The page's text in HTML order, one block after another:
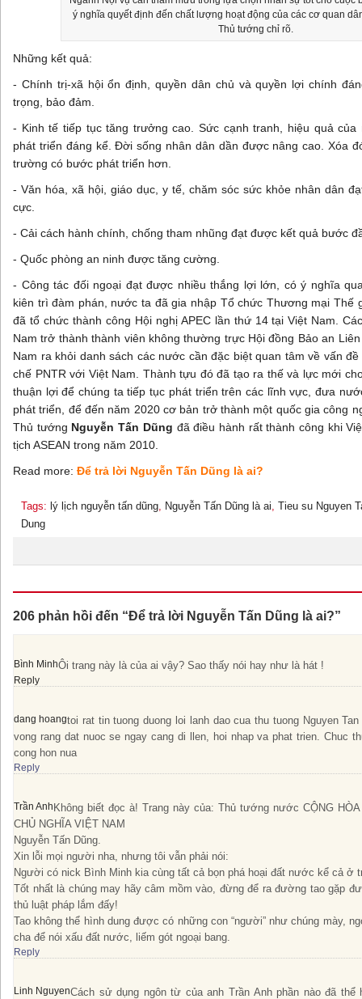
ý nghĩa quyết định đến chất lượng hoạt động của các cơ quan
Thủ tướng chỉ rõ.
Những kết quả:
- Chính trị-xã hội ổn định, quyền dân chủ và quyền lợi chính
trọng, bảo đảm.
- Kinh tế tiếp tục tăng trưởng cao. Sức cạnh tranh, hiệu quả
phát triển đáng kể. Đời sống nhân dân dần được nâng cao. Xóa
trường có bước phát triển hơn.
- Văn hóa, xã hội, giáo dục, y tế, chăm sóc sức khỏe nhân dân
cực.
- Cải cách hành chính, chống tham nhũng đạt được kết quả bước
- Quốc phòng an ninh được tăng cường.
- Công tác đối ngoại đạt được nhiều thắng lợi lớn, có ý nghĩa
kiên trì đàm phán, nước ta đã gia nhập Tổ chức Thương mại Thế
đã tổ chức thành công Hội nghị APEC lần thứ 14 tại Việt Nam.
Nam trở thành thành viên không thường trực Hội đồng Bảo an
Nam ra khỏi danh sách các nước cần đặc biệt quan tâm về vấn
chế PNTR với Việt Nam. Thành tựu đó đã tạo ra thế và lực mới
thuận lợi để chúng ta tiếp tục phát triển trên các lĩnh vực, đưa
phát triển, để đến năm 2020 cơ bản trở thành một quốc gia công
Thủ tướng Nguyễn Tấn Dũng đã điều hành rất thành công khi
tịch ASEAN trong năm 2010.
Read more: Để trả lời Nguyễn Tấn Dũng là ai?
Tags: lý lịch nguyễn tấn dũng, Nguyễn Tấn Dũng là ai, Tieu su Nguyen
Dung
206 phản hồi đến “Để trả lời Nguyễn Tấn Dũng là ai?”
Bình MinhÔi trang này là của ai vậy? Sao thấy nói hay như là hát !
Reply
dang hoangtoi rat tin tuong duong loi lanh dao cua thu tuong Nguyen
vong rang dat nuoc se ngay cang di llen, hoi nhap va phat trien. Chuc
cong hon nua
Reply
Trần Anh Không biết đọc à! Trang này của: Thủ tướng nước CỘNG
CHỦ NGHĨA VIỆT NAM
Nguyễn Tấn Dũng.
Xin lỗi mọi người nha, nhưng tôi vẫn phải nói:
Người có nick Bình Minh kia cùng tất cả bọn phá hoại đất nước kể cả ở
Tốt nhất là chúng may hãy câm mồm vào, đừng để ra đường tao gặp
thủ luật pháp lắm đấy!
Tao không thể hình dung được có những con “người” như chúng mày,
cha để nói xấu đất nước, liếm gót ngoại bang.
Reply
Linh NguyenCách sử dụng ngôn từ của anh Trần Anh phần nào đã thể